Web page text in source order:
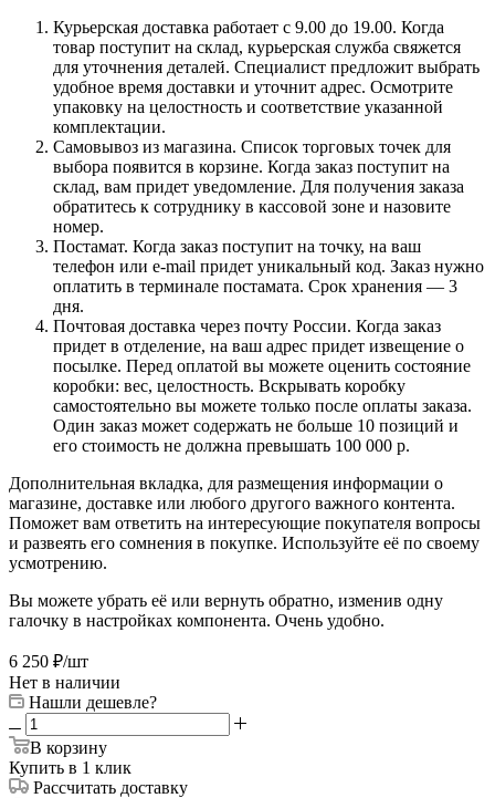
Курьерская доставка работает с 9.00 до 19.00. Когда
товар поступит на склад, курьерская служба свяжется
для уточнения деталей. Специалист предложит выбрать
удобное время доставки и уточнит адрес. Осмотрите
упаковку на целостность и соответствие указанной
комплектации.
Самовывоз из магазина. Список торговых точек для
выбора появится в корзине. Когда заказ поступит на
склад, вам придет уведомление. Для получения заказа
обратитесь к сотруднику в кассовой зоне и назовите
номер.
Постамат. Когда заказ поступит на точку, на ваш
телефон или e-mail придет уникальный код. Заказ нужно
оплатить в терминале постамата. Срок хранения — 3
дня.
Почтовая доставка через почту России. Когда заказ
придет в отделение, на ваш адрес придет извещение о
посылке. Перед оплатой вы можете оценить состояние
коробки: вес, целостность. Вскрывать коробку
самостоятельно вы можете только после оплаты заказа.
Один заказ может содержать не больше 10 позиций и
его стоимость не должна превышать 100 000 р.
Дополнительная вкладка, для размещения информации о
магазине, доставке или любого другого важного контента.
Поможет вам ответить на интересующие покупателя вопросы
и развеять его сомнения в покупке. Используйте её по своему
усмотрению.
Вы можете убрать её или вернуть обратно, изменив одну
галочку в настройках компонента. Очень удобно.
6 250 ₽/шт
Нет в наличии
Нашли дешевле?
В корзину
Купить в 1 клик
Рассчитать доставку